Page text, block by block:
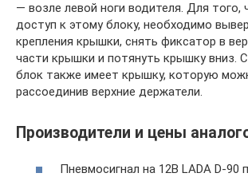
— возле левой ноги водителя. Для того,
доступ к этому блоку, необходимо
крепления крышки, снять фиксатор в
части крышки и потянуть крышку вниз.
блок также имеет крышку, которую
рассоединив верхние держатели.
Производители и цены
Пневмосигнал на 12В LADA D-90